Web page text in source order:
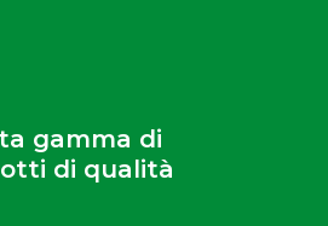
gamma di
di qualità